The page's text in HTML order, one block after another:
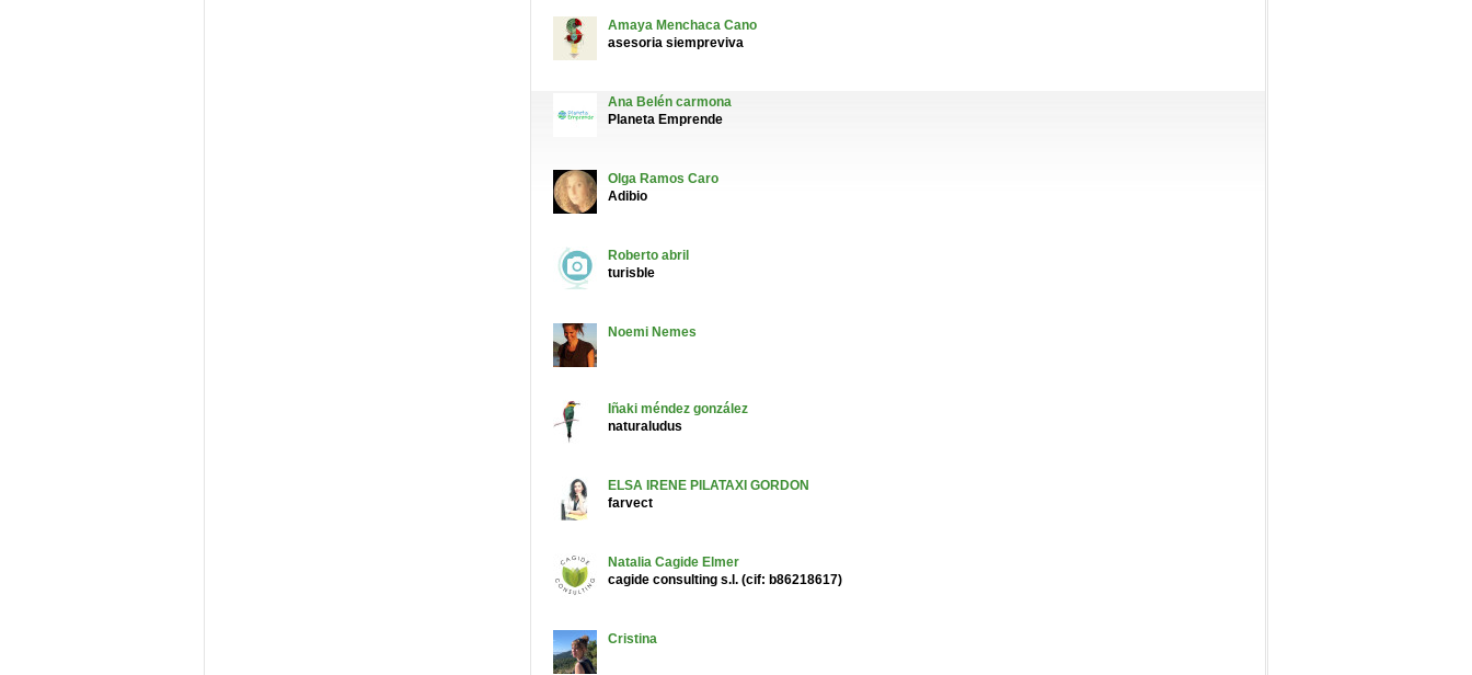
Amaya Menchaca Cano
asesoria siempreviva
Ana Belén carmona
Planeta Emprende
Olga Ramos Caro
Adibio
Roberto abril
turisble
Noemi Nemes
Iñaki méndez gonzález
naturaludus
ELSA IRENE PILATAXI GORDON
farvect
Natalia Cagide Elmer
cagide consulting s.l. (cif: b86218617)
Cristina